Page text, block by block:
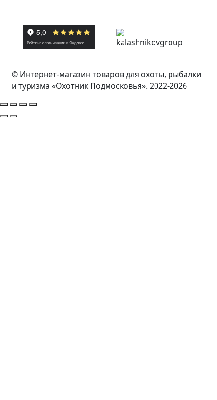
© Интернет-магазин товаров для охоты, рыбалки
и туризма «Охотник Подмосковья». 2022-2026